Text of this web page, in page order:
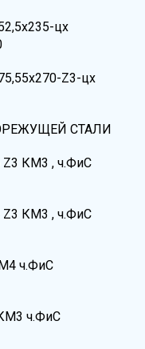
цх
Z3-цх
СТАЛИ
Z3 КМ3 , ч.ФиС
Z3 КМ3 , ч.ФиС
ч.ФиС
ч.ФиС